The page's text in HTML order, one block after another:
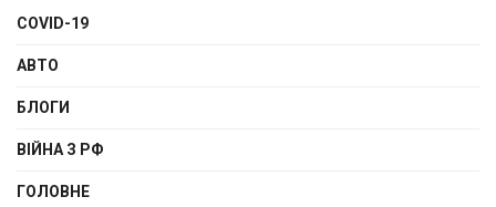
COVID-19
АВТО
БЛОГИ
ВІЙНА З РФ
ГОЛОВНЕ